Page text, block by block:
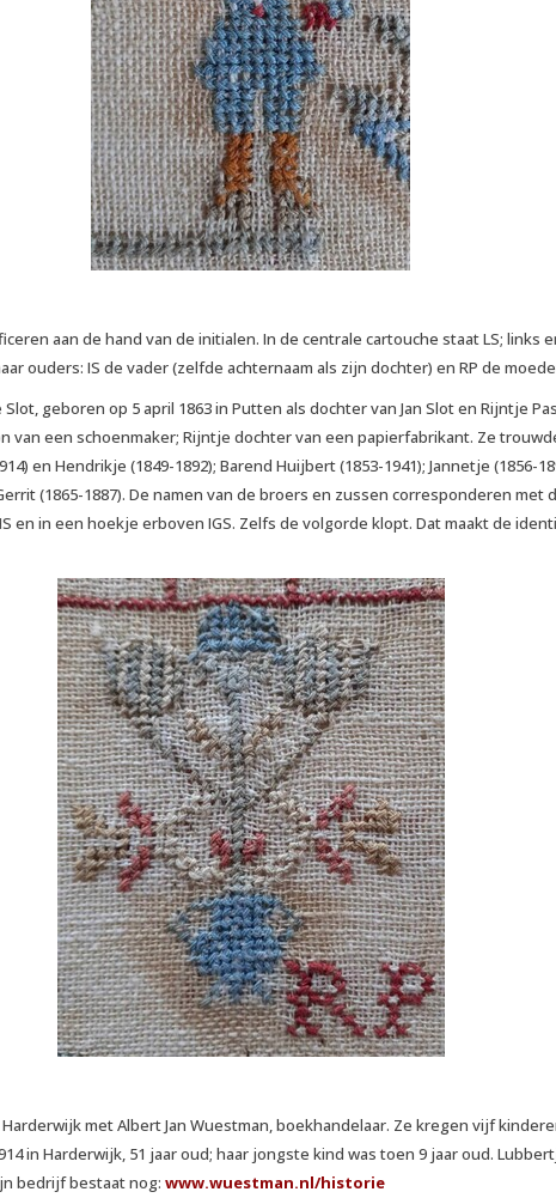
aan de hand van de initialen. In de centrale cartouche staat LS; links
ouders: IS de vader (zelfde achternaam als zijn dochter) en RP de
geboren op 5 april 1863 in Putten als dochter van Jan Slot en Rijntje
van een schoenmaker; Rijntje dochter van een papierfabrikant. Ze
en Hendrikje (1849-1892); Barend Huijbert (1853-1941); Jannetje (1856-
(1865-1887). De namen van de broers en zussen corresponderen met
en in een hoekje erboven IGS. Zelfs de volgorde klopt. Dat maakt de
met Albert Jan Wuestman, boekhandelaar. Ze kregen vijf
in Harderwijk, 51 jaar oud; haar jongste kind was toen 9 jaar oud.
bedrijf bestaat nog: www.wuestman.nl/historie